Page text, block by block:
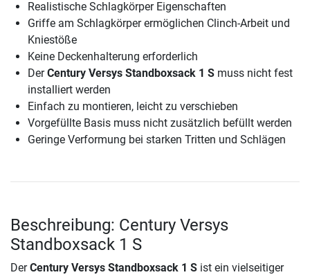
Realistische Schlagkörper Eigenschaften
Griffe am Schlagkörper ermöglichen Clinch-Arbeit und
Kniestöße
Keine Deckenhalterung erforderlich
DerCentury Versys Standboxsack 1 S muss nicht fest
installiert werden
Einfach zu montieren, leicht zu verschieben
Vorgefüllte Basis muss nicht zusätzlich befüllt werden
Geringe Verformung bei starken Tritten und Schlägen
Beschreibung: Century Versys
Standboxsack 1 S
DerCentury Versys Standboxsack 1 S ist ein vielseitiger